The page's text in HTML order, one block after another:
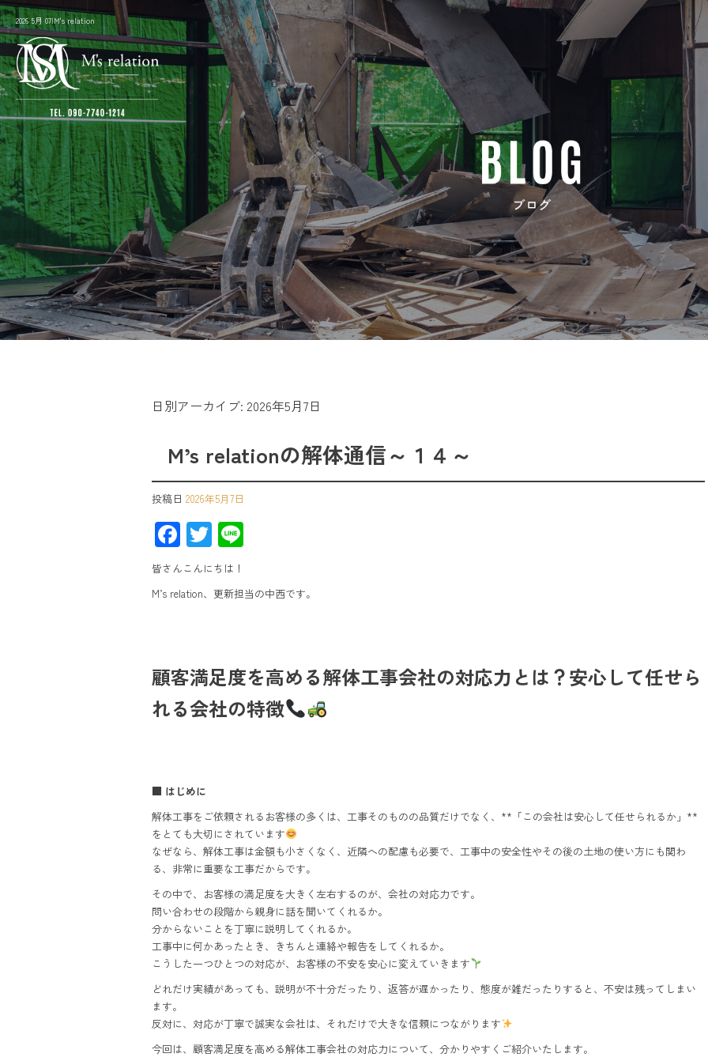
2026 5月 07|M's relation
日別アーカイブ: 2026年5月7日
M’s relationの解体通信～１４～
投稿日 2026年5月7日
F
ac
e
b
ok
T
wi
tt
er
皆さんこんにちは！
M’s relation、更新担当の中西です。
顧客満足度を高める解体工事会社の対応力とは？安心して任せら
れる会社の特徴
■ はじめに
解体工事をご依頼されるお客様の多くは、工事そのものの品質だけでなく、**「この会社は安心して任せられるか」**
をとても大切にされています
なぜなら、解体工事は金額も小さくなく、近隣への配慮も必要で、工事中の安全性やその後の土地の使い方にも関わ
る、非常に重要な工事だからです。
その中で、お客様の満足度を大きく左右するのが、会社の対応力です。
問い合わせの段階から親身に話を聞いてくれるか。
分からないことを丁寧に説明してくれるか。
工事中に何かあったとき、きちんと連絡や報告をしてくれるか。
こうした一つひとつの対応が、お客様の不安を安心に変えていきます
どれだけ実績があっても、説明が不十分だったり、返答が遅かったり、態度が雑だったりすると、不安は残ってしまい
ます。
反対に、対応が丁寧で誠実な会社は、それだけで大きな信頼につながります
今回は、顧客満足度を高める解体工事会社の対応力について、分かりやすくご紹介いたします。